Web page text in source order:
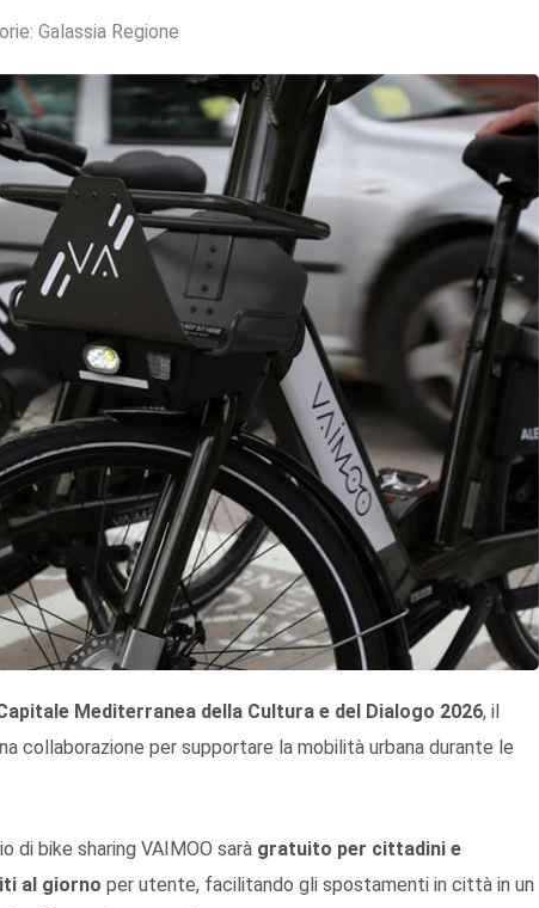
Galassia Regione
Mediterranea della Cultura e del Dialogo 2026, il
collaborazione per supportare la mobilità urbana durante le
di bike sharing VAIMOO sarà gratuito per cittadini e
al giorno per utente, facilitando gli spostamenti in città in un